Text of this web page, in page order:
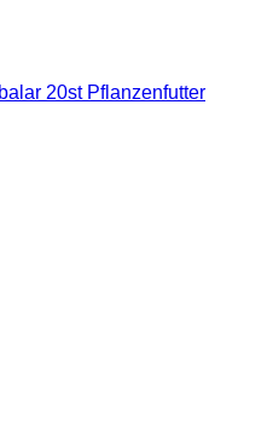
20st Pflanzenfutter